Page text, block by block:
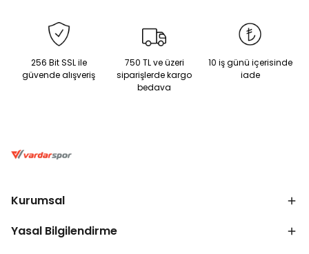
256 Bit SSL ile
güvende alışveriş
750 TL ve üzeri
siparişlerde kargo
bedava
10 iş günü içerisinde
iade
Kurumsal
Yasal Bilgilendirme